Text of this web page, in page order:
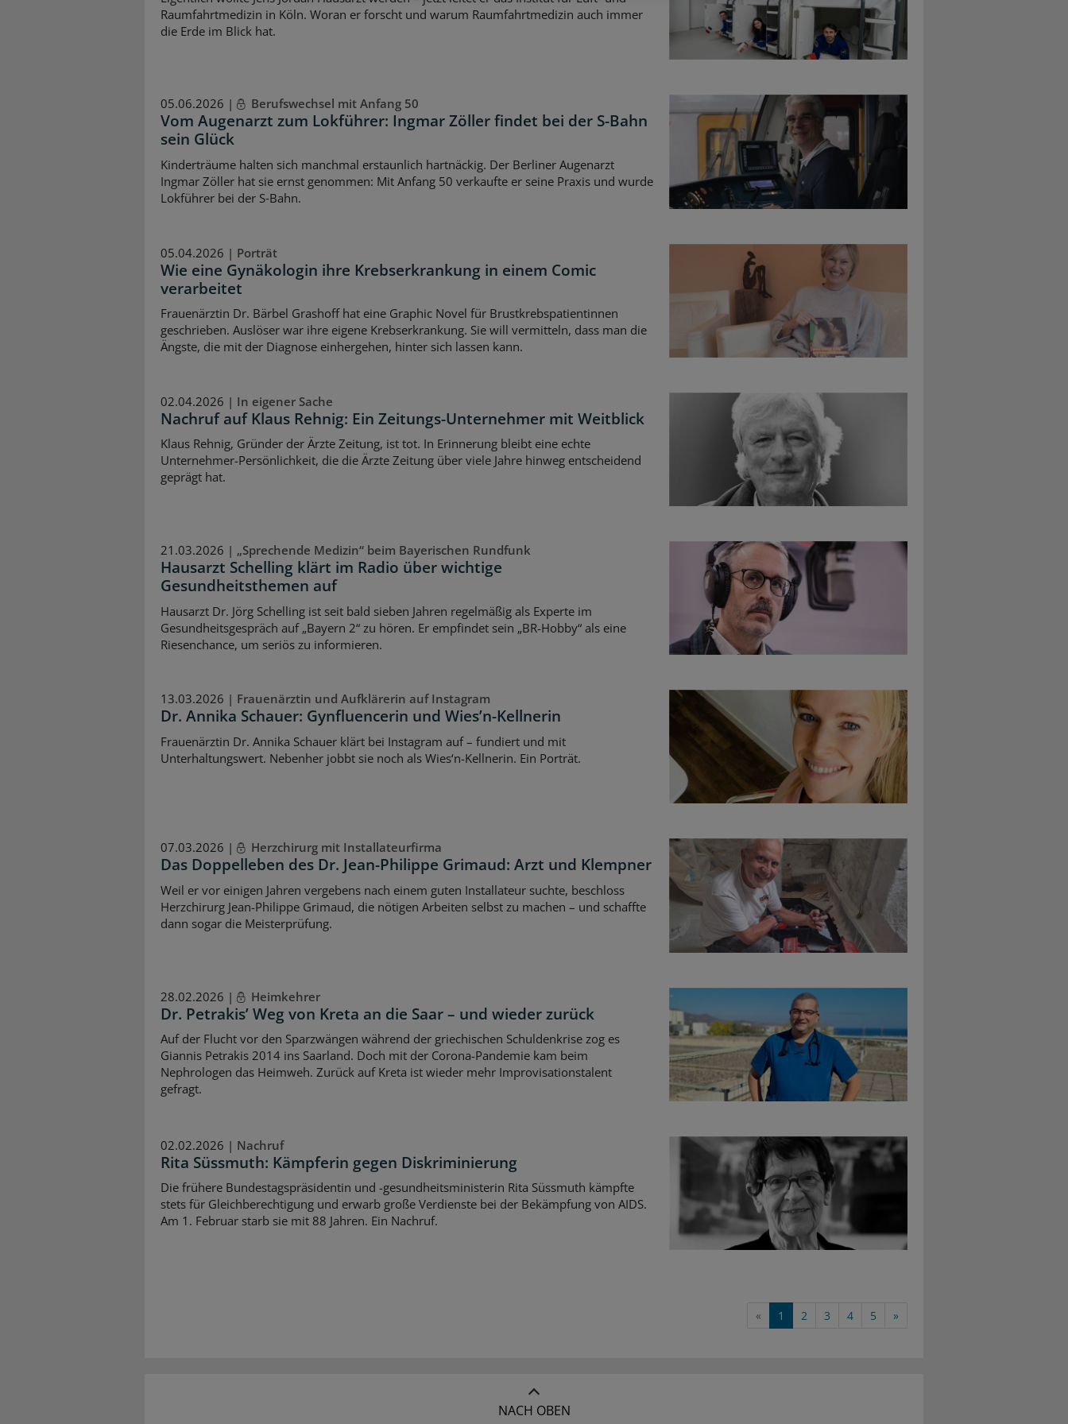
Raumfahrtmedizin in Köln. Woran er forscht und warum Raumfahrtmedizin auch immer
die Erde im Blick hat.
05.06.2026 | Berufswechsel mit Anfang 50
Vom Augenarzt zum Lokführer: Ingmar Zöller findet bei der S-Bahn
sein Glück
Kinderträume halten sich manchmal erstaunlich hartnäckig. Der Berliner Augenarzt
Ingmar Zöller hat sie ernst genommen: Mit Anfang 50 verkaufte er seine Praxis und wurde
Lokführer bei der S‑Bahn.
05.04.2026 | Porträt
Wie eine Gynäkologin ihre Krebserkrankung in einem Comic
verarbeitet
Frauenärztin Dr. Bärbel Grashoff hat eine Graphic Novel für Brustkrebspatientinnen
geschrieben. Auslöser war ihre eigene Krebserkrankung. Sie will vermitteln, dass man die
Ängste, die mit der Diagnose einhergehen, hinter sich lassen kann.
02.04.2026 | In eigener Sache
Nachruf auf Klaus Rehnig: Ein Zeitungs-Unternehmer mit Weitblick
Klaus Rehnig, Gründer der Ärzte Zeitung, ist tot. In Erinnerung bleibt eine echte
Unternehmer-Persönlichkeit, die die Ärzte Zeitung über viele Jahre hinweg entscheidend
geprägt hat.
21.03.2026 | „Sprechende Medizin“ beim Bayerischen Rundfunk
Hausarzt Schelling klärt im Radio über wichtige
Gesundheitsthemen auf
Hausarzt Dr. Jörg Schelling ist seit bald sieben Jahren regelmäßig als Experte im
Gesundheitsgespräch auf „Bayern 2“ zu hören. Er empfindet sein „BR-Hobby“ als eine
Riesenchance, um seriös zu informieren.
13.03.2026 | Frauenärztin und Aufklärerin auf Instagram
Dr. Annika Schauer: Gynfluencerin und Wies’n-Kellnerin
Frauenärztin Dr. Annika Schauer klärt bei Instagram auf – fundiert und mit
Unterhaltungswert. Nebenher jobbt sie noch als Wies‘n-Kellnerin. Ein Porträt.
07.03.2026 | Herzchirurg mit Installateurfirma
Das Doppelleben des Dr. Jean-Philippe Grimaud: Arzt und Klempner
Weil er vor einigen Jahren vergebens nach einem guten Installateur suchte, beschloss
Herzchirurg Jean-Philippe Grimaud, die nötigen Arbeiten selbst zu machen – und schaffte
dann sogar die Meisterprüfung.
28.02.2026 | Heimkehrer
Dr. Petrakis’ Weg von Kreta an die Saar – und wieder zurück
Auf der Flucht vor den Sparzwängen während der griechischen Schuldenkrise zog es
Giannis Petrakis 2014 ins Saarland. Doch mit der Corona-Pandemie kam beim
Nephrologen das Heimweh. Zurück auf Kreta ist wieder mehr Improvisationstalent
gefragt.
02.02.2026 | Nachruf
Rita Süssmuth: Kämpferin gegen Diskriminierung
Die frühere Bundestagspräsidentin und -gesundheitsministerin Rita Süssmuth kämpfte
stets für Gleichberechtigung und erwarb große Verdienste bei der Bekämpfung von AIDS.
Am 1. Februar starb sie mit 88 Jahren. Ein Nachruf.
« 1 2 3 4 5 »
NACH OBEN